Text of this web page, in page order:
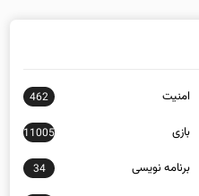
امنيت 462
بازی 11005
برنامه نويسی 34